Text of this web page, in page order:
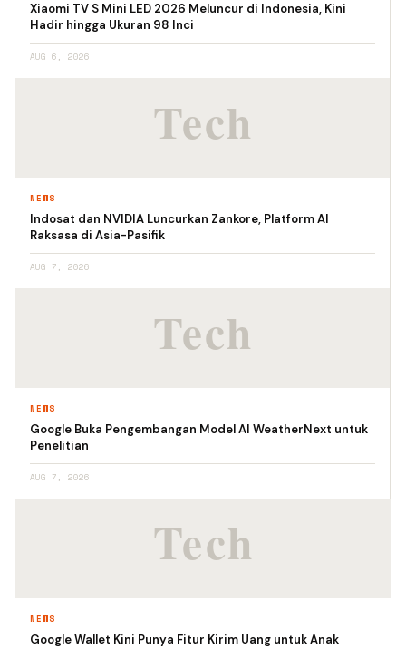
Xiaomi TV S Mini LED 2026 Meluncur di Indonesia, Kini
Hadir hingga Ukuran 98 Inci
AUG 6, 2026
NEWS
Indosat dan NVIDIA Luncurkan Zankore, Platform AI
Raksasa di Asia-Pasifik
AUG 7, 2026
NEWS
Google Buka Pengembangan Model AI WeatherNext untuk
Penelitian
AUG 7, 2026
NEWS
Google Wallet Kini Punya Fitur Kirim Uang untuk Anak